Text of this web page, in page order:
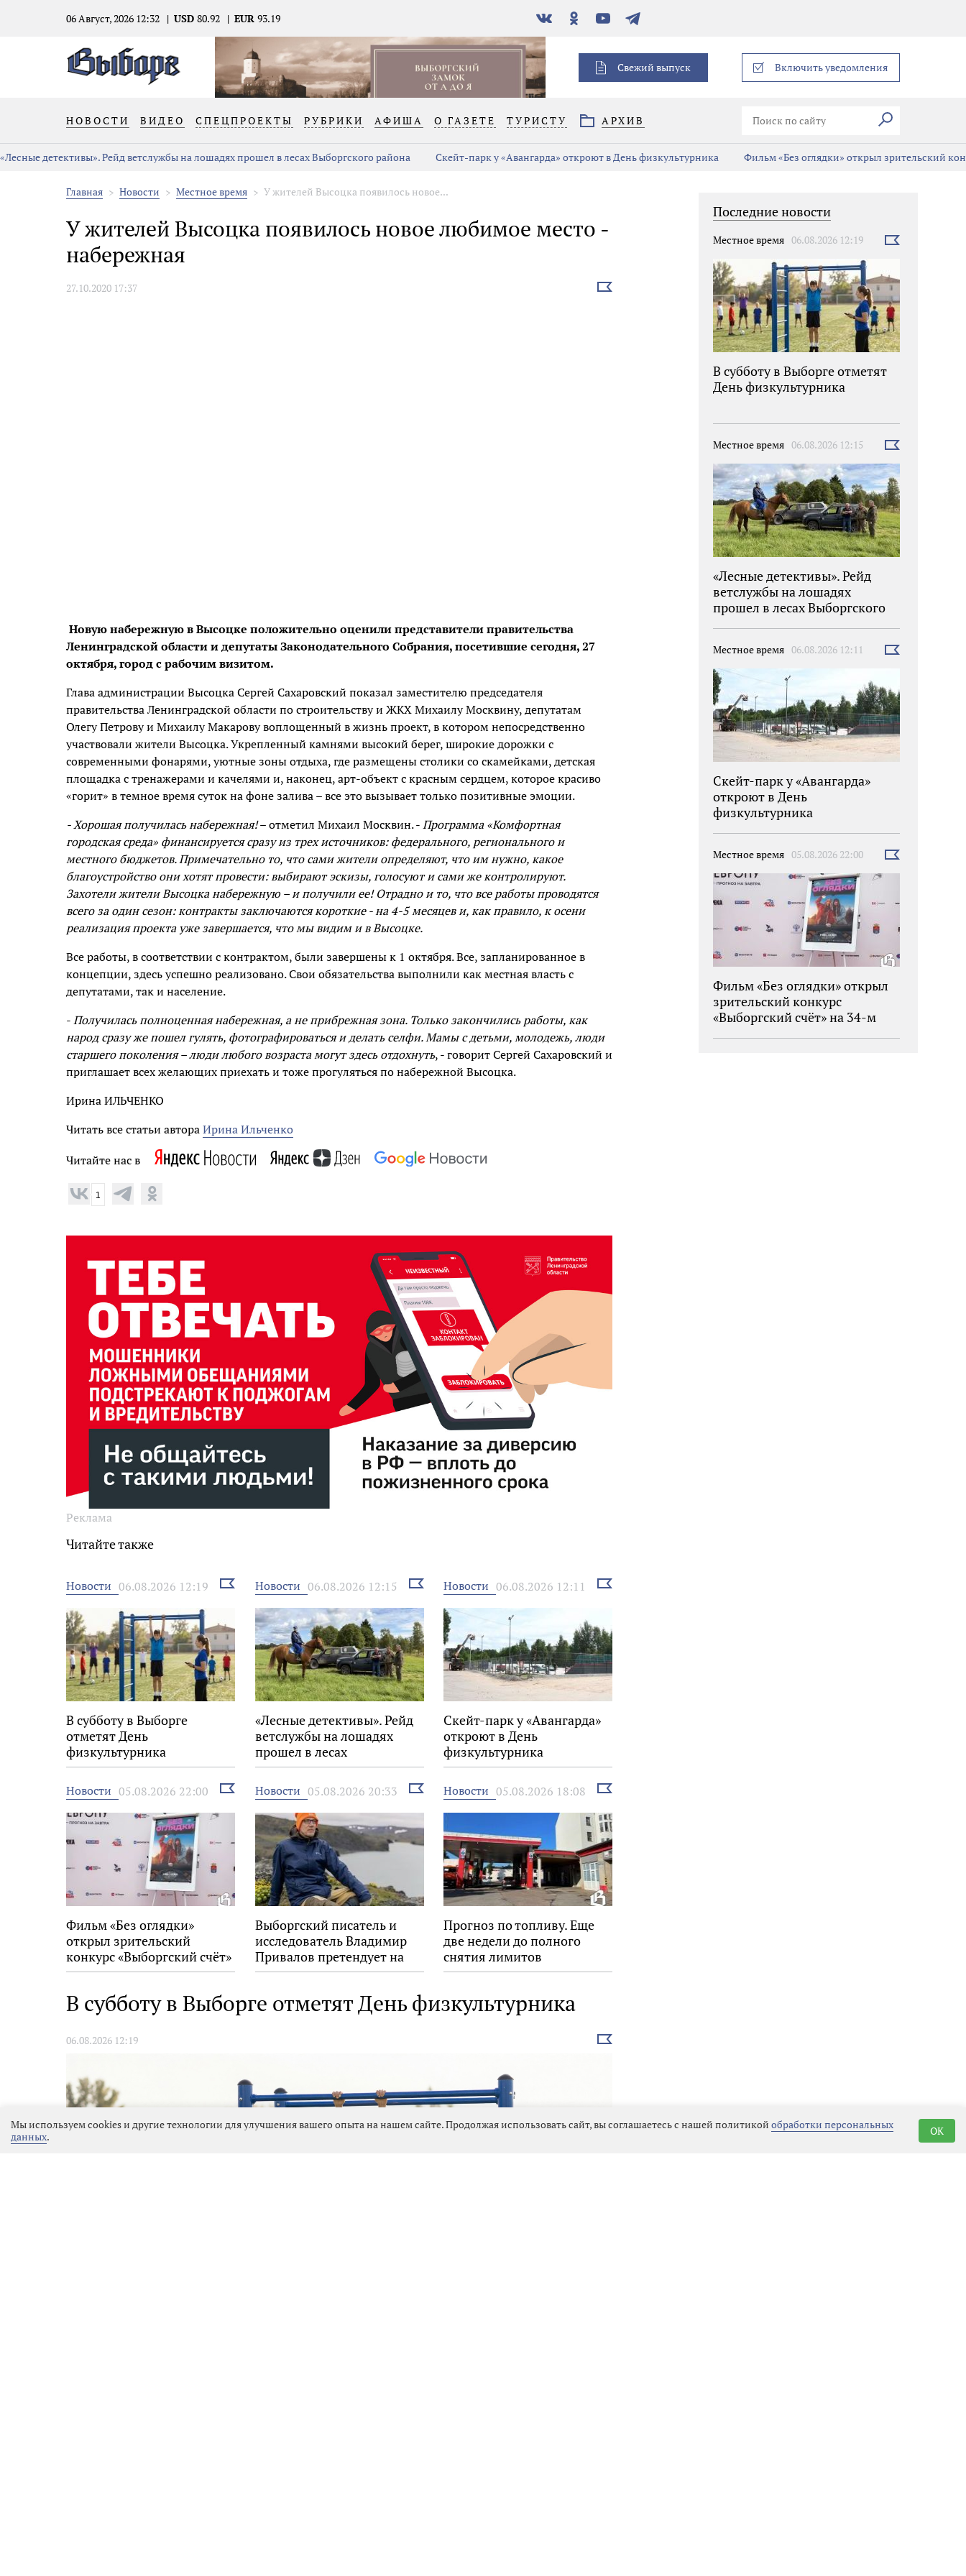
06 Август, 2026 12:32 USD 80.92 EUR 93.19
В
контакте
Одноклассники
YouTubeТелеграм
Свежий выпуск Включить уведомления
НОВОСТИ ВИДЕО СПЕЦПРОЕКТЫ РУБРИКИ АФИША О ГАЗЕТЕ ТУРИСТУ АРХИВ Искать
«Лесные детективы». Рейд ветслужбы на лошадях прошел в лесах Выборгского района Скейт-парк у «Авангарда» откроют в День физкультурника Фильм «Без оглядки» открыл зрительский
Главная Новости Местное время У жителей Высоцка появилось новое...
У жителей Высоцка появилось новое любимое место -
набережная
27.10.2020 17:37
Выбрать
Новую набережную в Высоцке положительно оценили представители правительства
Ленинградской области и депутаты Законодательного Собрания, посетившие сегодня, 27
октября, город с рабочим визитом.
Глава администрации Высоцка Сергей Сахаровский показал заместителю председателя
правительства Ленинградской области по строительству и ЖКХ Михаилу Москвину, депутатам
Олегу Петрову и Михаилу Макарову воплощенный в жизнь проект, в котором непосредственно
участвовали жители Высоцка. Укрепленный камнями высокий берег, широкие дорожки с
современными фонарями, уютные зоны отдыха, где размещены столики со скамейками, детская
площадка с тренажерами и качелями и, наконец, арт-объект с красным сердцем, которое красиво
«горит» в темное время суток на фоне залива – все это вызывает только позитивные эмоции.
- Хорошая получилась набережная!– отметил Михаил Москвин. -Программа «Комфортная
городская среда» финансируется сразу из трех источников: федерального, регионального и
местного бюджетов. Примечательно то, что сами жители определяют, что им нужно, какое
благоустройство они хотят провести: выбирают эскизы, голосуют и сами же контролируют.
Захотели жители Высоцка набережную – и получили ее! Отрадно и то, что все работы проводятся
всего за один сезон: контракты заключаются короткие - на 4-5 месяцев и, как правило, к осени
реализация проекта уже завершается, что мы видим и в Высоцке.
Все работы, в соответствии с контрактом, были завершены к 1 октября. Все, запланированное в
концепции, здесь успешно реализовано. Свои обязательства выполнили как местная власть с
депутатами, так и население.
-Получилась полноценная набережная, а не прибрежная зона. Только закончились работы, как
народ сразу же пошел гулять, фотографироваться и делать селфи. Мамы с детьми, молодежь, люди
старшего поколения – люди любого возраста могут здесь отдохнуть, - говорит Сергей Сахаровский и
приглашает всех желающих приехать и тоже прогуляться по набережной Высоцка.
Ирина ИЛЬЧЕНКО
Читать все статьи автораИрина Ильченко
Читайте нас в
1
Реклама
Читайте также
Новости 06.08.2026 12:19
Выбрать
новость
В субботу в Выборге
отметят День
физкультурника
Новости 06.08.2026 12:15
Выбрать
новость
«Лесные детективы». Рейд
ветслужбы на лошадях
прошел в лесах
Выборгского района
Новости 06.08.2026 12:11
Выбрать
Скейт-парк у «Авангарда»
откроют в День
физкультурника
Новости 05.08.2026 22:00
Выбрать
новость
Фильм «Без оглядки»
открыл зрительский
конкурс «Выборгский счёт»
на 34-м фестивале «Окно в
Новости 05.08.2026 20:33
Выбрать
новость
Выборгский писатель и
исследователь Владимир
Привалов претендует на
награду «Знание.Премия»
Новости 05.08.2026 18:08
Выбрать
Прогноз по топливу. Еще
две недели до полного
снятия лимитов
В субботу в Выборге отметят День физкультурника
06.08.2026 12:19
Выбрать
Последние новости
Местное время 06.08.2026 12:19
Выбрать
В субботу в Выборге отметят
День физкультурника
Местное время 06.08.2026 12:15
Выбрать
«Лесные детективы». Рейд
ветслужбы на лошадях
прошел в лесах Выборгского
Местное время 06.08.2026 12:11
Выбрать
Скейт-парк у «Авангарда»
откроют в День
физкультурника
Местное время 05.08.2026 22:00
Выбрать
Фильм «Без оглядки» открыл
зрительский конкурс
«Выборгский счёт» на 34-м
Мы используем cookies и другие технологии для улучшения вашего опыта на нашем сайте. Продолжая использовать сайт, вы соглашаетесь с нашей политикой обработки персональных
данных. OK